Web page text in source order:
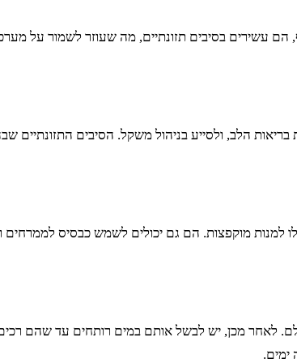
עשירים בסיבים תזונתיים, מה שעוזר לשמור על
הלב, ולסייע בניהול משקל. הסיבים
למנות מוקפצות. הם גם יכולים לשמש כבסיס
ימים.